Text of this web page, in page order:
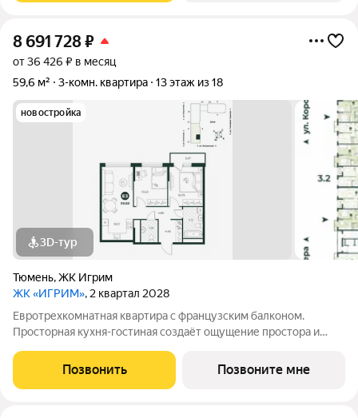
8 691 728₽
от 36 426 ₽ в месяц
59,6 м²
3-комн. квартира 13 этаж из 18
новостройка
3D-тур
Тюмень,ЖК Игрим
ЖК «ИГРИМ», 2 квартал 2028
Евротрехкомнатная квартира с французским балконом.
Просторная кухня-гостиная создаёт ощущение простора и
следить за детьми. Планировкой предусмотрено два санузла.
В прихожей есть место для
Позвонить Позвоните мне